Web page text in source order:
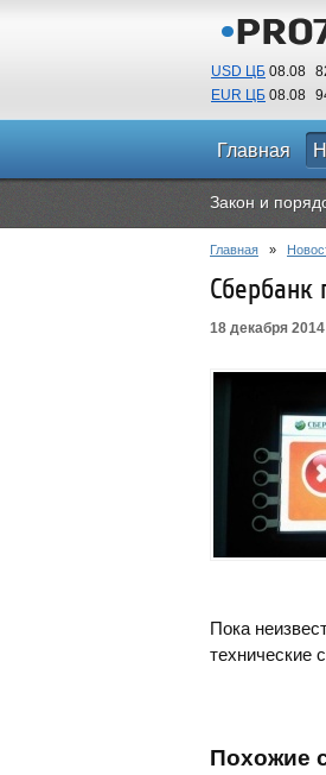
USD ЦБ 08.08
EUR ЦБ 08.08
Главная
Закон и
Главная »
Сбербанк
18 декабря
Пока
технические
Похожие